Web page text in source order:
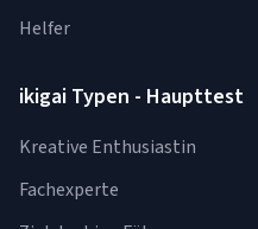
Helfer
ikigai Typen - Haupttest
Kreative Enthusiastin
Fachexperte